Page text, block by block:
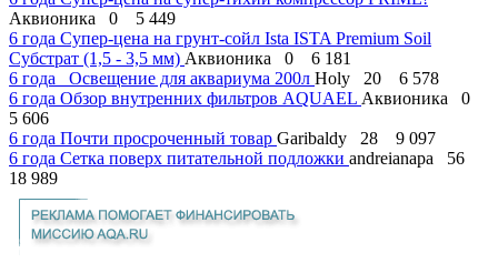
Аквионика
0
5 449
6 года Супер-цена на грунт-сойл Ista ISTA Premium Soil
Субстрат (1,5 - 3,5 мм) Аквионика 0
6 181
6 года
Освещение для аквариума 200л Holy 20
6 578
6 года Обзор внутренних фильтров AQUAEL Аквионика
0
5 606
6 года Почти просроченный товар Garibaldy 28
9 097
6 года Сетка поверх питательной подложки andreianapa
56
18 989